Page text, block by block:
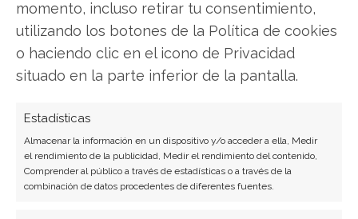
momento, incluso retirar tu consentimiento,
utilizando los botones de la Política de cookies
o haciendo clic en el icono de Privacidad
situado en la parte inferior de la pantalla.
Estadísticas
Almacenar la información en un dispositivo y/o acceder a ella, Medir
el rendimiento de la publicidad, Medir el rendimiento del contenido,
Comprender al público a través de estadísticas o a través de la
combinación de datos procedentes de diferentes fuentes.
SOBRE EL AUTOR
Carmen Ruiz López
transformación digital con más de 8 años de
experiencia. Experta en inteligencia artificial,
ciberseguridad y startups tecnológicas.